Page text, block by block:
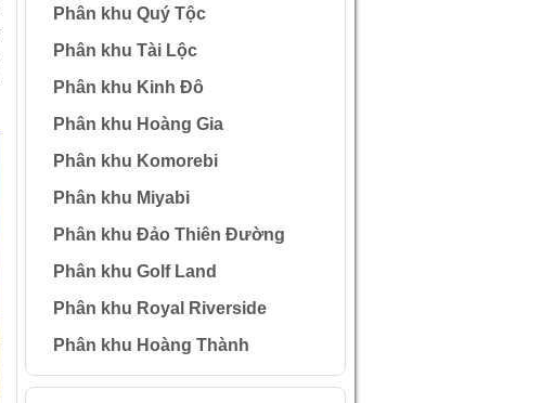
Phân khu Quý Tộc
Phân khu Tài Lộc
Phân khu Kinh Đô
Phân khu Hoàng Gia
Phân khu Komorebi
Phân khu Miyabi
Phân khu Đảo Thiên Đường
Phân khu Golf Land
Phân khu Royal Riverside
Phân khu Hoàng Thành